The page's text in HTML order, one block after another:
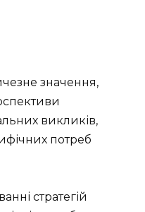
значення,
викликів,
потреб
стратегій